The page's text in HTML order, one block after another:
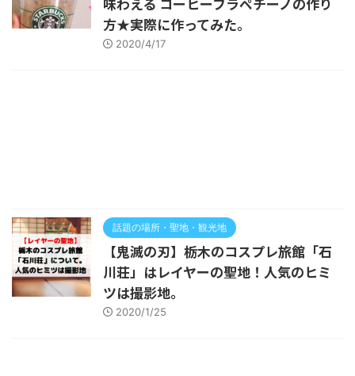
方★実際に作ってみた。
2020/4/17
話題の場所・聖地・観光地
【鬼滅の刃】栃木のコスプレ旅館「石
川荘」はレイヤーの聖地！人気のヒミ
ツは撮影地。
2020/1/25